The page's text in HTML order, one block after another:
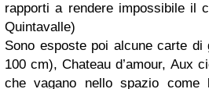
rapporti a rendere impossibile il
Quintavalle)
Sono esposte poi alcune carte di
100 cm), Chateau d’amour, Aux
che vagano nello spazio come